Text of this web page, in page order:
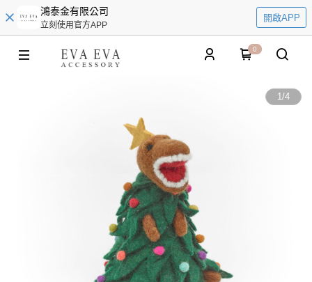
鴻泰金有限公司
立刻使用官方APP
開啟APP
0
1/4